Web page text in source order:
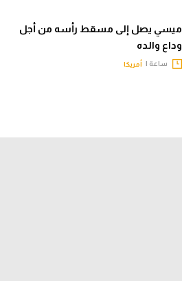
ميسي يصل إلى مسقط رأسه من أجل
وداع والده
ساعة | أمريكا